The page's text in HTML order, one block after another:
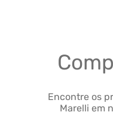
Encontre os
Marelli em